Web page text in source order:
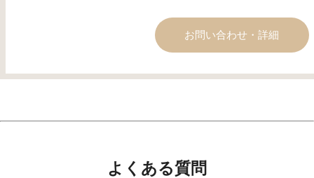
お問い合わせ・詳細
よくある質問